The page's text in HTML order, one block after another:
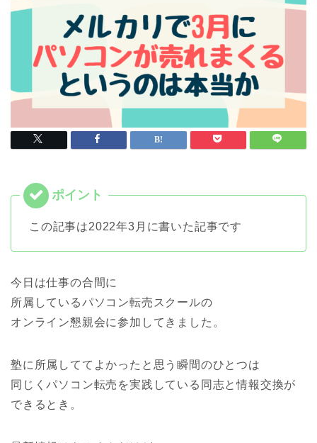
この記事は2022年3月に書いた記事です
今日は仕事の合間に
所属しているパソコン転売スクールの
オンライン懇親会に参加してきました。
塾に所属しててよかったと思う瞬間のひとつは
同じくパソコン転売を実践している同志と情報交換が
できるとき。